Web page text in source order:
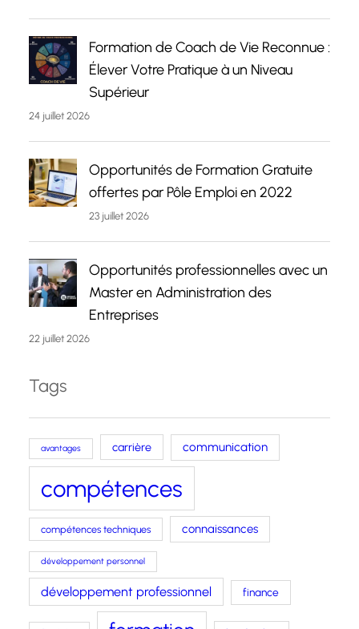
Formation de Coach de Vie Reconnue :
Élever Votre Pratique à un Niveau
Supérieur
24 juillet 2026
Opportunités de Formation Gratuite
offertes par Pôle Emploi en 2022
23 juillet 2026
Opportunités professionnelles avec un
Master en Administration des
Entreprises
22 juillet 2026
Tags
avantages carrière communication
compétences
compétences techniques connaissances
développement personnel
développement professionnel finance